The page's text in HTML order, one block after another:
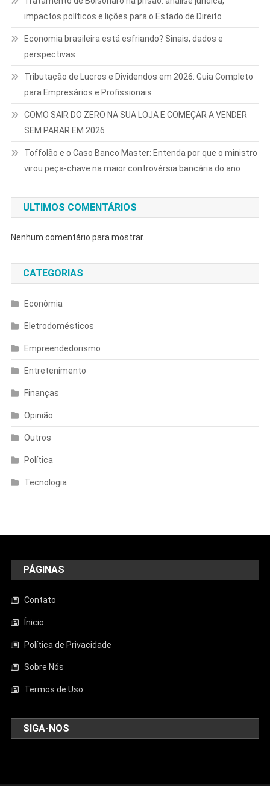
impactos políticos e lições para o Estado de Direito
Economia brasileira está esfriando? Sinais, dados e
perspectivas
Tributação de Lucros e Dividendos em 2026: Guia Completo
para Empresários e Profissionais
COMO SAIR DO ZERO NA SUA LOJA E COMEÇAR A VENDER
SEM PARAR EM 2026
Toffolão e o Caso Banco Master: Entenda por que o ministro
virou peça-chave na maior controvérsia bancária do ano
ULTIMOS COMENTÁRIOS
Nenhum comentário para mostrar.
CATEGORIAS
Econômia
Eletrodomésticos
Empreendedorismo
Entretenimento
Finanças
Opinião
Outros
Política
Tecnologia
PÁGINAS
Contato
Ínicio
Política de Privacidade
Sobre Nós
Termos de Uso
SIGA-NOS